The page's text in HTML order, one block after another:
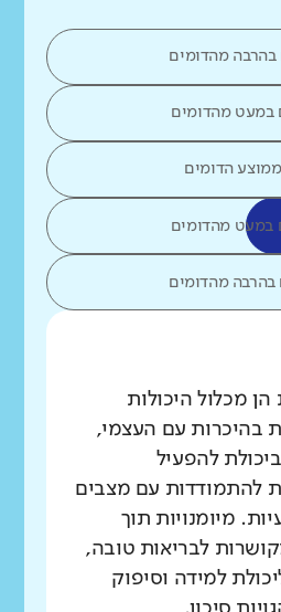
בהרבה מהדומים
במעט מהדומים
הדומים
במעט מהדומים
בהרבה מהדומים
הן מכלול היכולות
בהיכרות עם העצמי,
להפעיל
להתמודדות עם מצבים
מיומנויות תוך
לבריאות טובה,
למידה וסיפוק